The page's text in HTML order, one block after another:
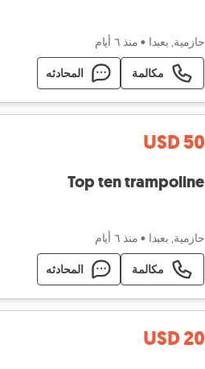
حازمية, بعبدا • منذ ٦ أيام
مكالمة المحادثه
USD 50
Top ten trampoline
حازمية, بعبدا • منذ ٦ أيام
مكالمة المحادثه
USD 20